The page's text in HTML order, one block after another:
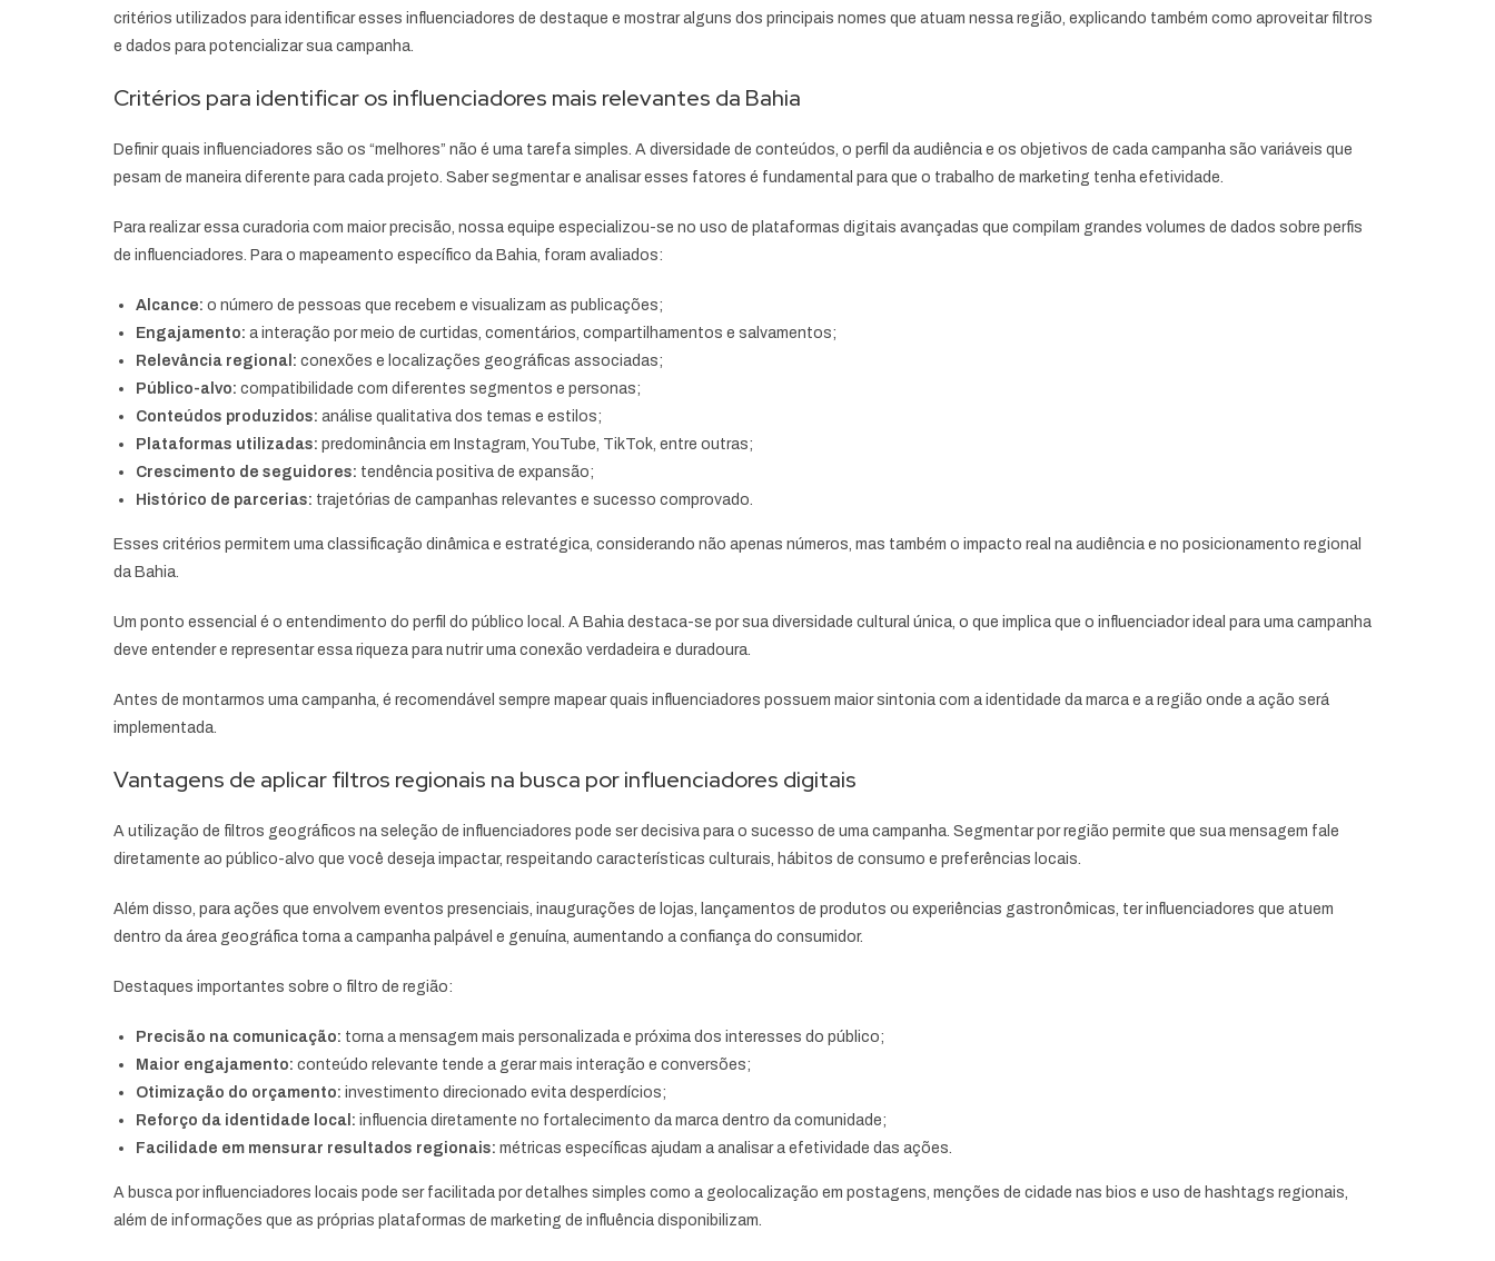
critérios utilizados para identificar esses influenciadores de destaque e mostrar alguns dos principais nomes que atuam nessa região, explicando também como aproveitar filtros
e dados para potencializar sua campanha.
Critérios para identificar os influenciadores mais relevantes da Bahia
Definir quais influenciadores são os “melhores” não é uma tarefa simples. A diversidade de conteúdos, o perfil da audiência e os objetivos de cada campanha são variáveis que
pesam de maneira diferente para cada projeto. Saber segmentar e analisar esses fatores é fundamental para que o trabalho de marketing tenha efetividade.
Para realizar essa curadoria com maior precisão, nossa equipe especializou-se no uso de plataformas digitais avançadas que compilam grandes volumes de dados sobre perfis
de influenciadores. Para o mapeamento específico da Bahia, foram avaliados:
Alcance: o número de pessoas que recebem e visualizam as publicações;
Engajamento: a interação por meio de curtidas, comentários, compartilhamentos e salvamentos;
Relevância regional: conexões e localizações geográficas associadas;
Público-alvo: compatibilidade com diferentes segmentos e personas;
Conteúdos produzidos: análise qualitativa dos temas e estilos;
Plataformas utilizadas: predominância em Instagram, YouTube, TikTok, entre outras;
Crescimento de seguidores: tendência positiva de expansão;
Histórico de parcerias: trajetórias de campanhas relevantes e sucesso comprovado.
Esses critérios permitem uma classificação dinâmica e estratégica, considerando não apenas números, mas também o impacto real na audiência e no posicionamento regional
da Bahia.
Um ponto essencial é o entendimento do perfil do público local. A Bahia destaca-se por sua diversidade cultural única, o que implica que o influenciador ideal para uma campanha
deve entender e representar essa riqueza para nutrir uma conexão verdadeira e duradoura.
Antes de montarmos uma campanha, é recomendável sempre mapear quais influenciadores possuem maior sintonia com a identidade da marca e a região onde a ação será
implementada.
Vantagens de aplicar filtros regionais na busca por influenciadores digitais
A utilização de filtros geográficos na seleção de influenciadores pode ser decisiva para o sucesso de uma campanha. Segmentar por região permite que sua mensagem fale
diretamente ao público-alvo que você deseja impactar, respeitando características culturais, hábitos de consumo e preferências locais.
Além disso, para ações que envolvem eventos presenciais, inaugurações de lojas, lançamentos de produtos ou experiências gastronômicas, ter influenciadores que atuem
dentro da área geográfica torna a campanha palpável e genuína, aumentando a confiança do consumidor.
Destaques importantes sobre o filtro de região:
Precisão na comunicação: torna a mensagem mais personalizada e próxima dos interesses do público;
Maior engajamento: conteúdo relevante tende a gerar mais interação e conversões;
Otimização do orçamento: investimento direcionado evita desperdícios;
Reforço da identidade local: influencia diretamente no fortalecimento da marca dentro da comunidade;
Facilidade em mensurar resultados regionais: métricas específicas ajudam a analisar a efetividade das ações.
A busca por influenciadores locais pode ser facilitada por detalhes simples como a geolocalização em postagens, menções de cidade nas bios e uso de hashtags regionais,
além de informações que as próprias plataformas de marketing de influência disponibilizam.